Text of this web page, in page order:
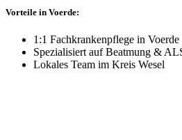
Vorteile in Voerde:
1:1 Fachkrankenpflege in Voerde
Spezialisiert auf Beatmung &
Lokales Team im Kreis Wesel